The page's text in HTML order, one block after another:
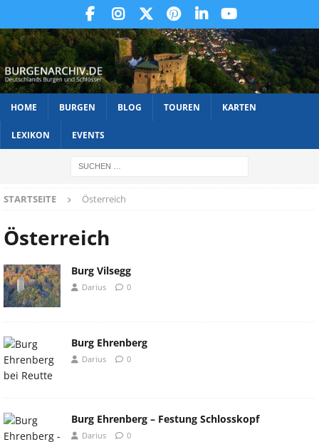
HOME BURGEN BLOG TOUREN KARTEN
LEXIKON EVENTS
STARTSEITE Österreich
Österreich
Burg Vilsegg
Darius 0
Burg Ehrenberg
Darius 0
Burg Ehrenberg – Festung Schlosskopf
Darius 0